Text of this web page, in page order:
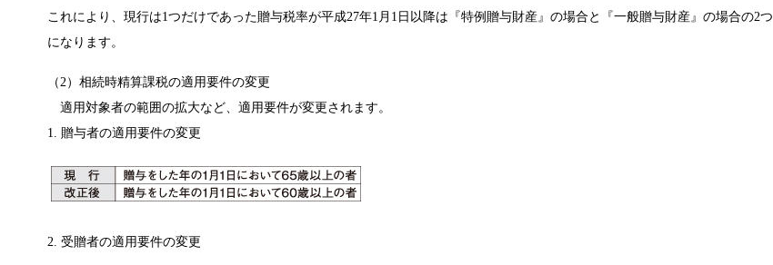
これにより、現行は1つだけであった贈与税率が平成27年1月1日以降は『特例贈与財産』の場合と『一般贈与財産』の場合の2つ
になります。
（2）相続時精算課税の適用要件の変更
適用対象者の範囲の拡大など、適用要件が変更されます。
1. 贈与者の適用要件の変更
2. 受贈者の適用要件の変更